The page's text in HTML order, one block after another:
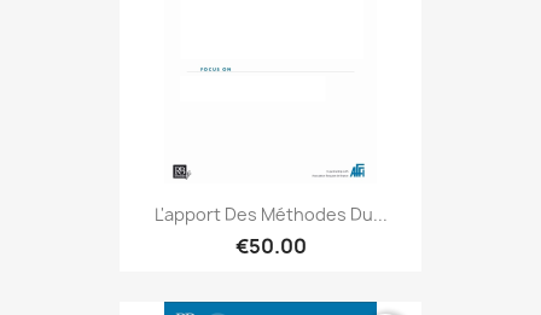
L'apport Des Méthodes Du...
€50.00